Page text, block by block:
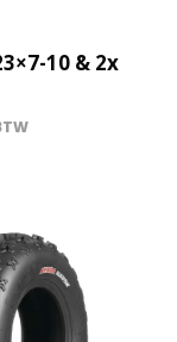
10 & 2x